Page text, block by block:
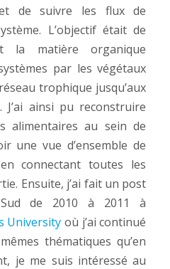
de suivre les flux de
L’objectif était de
la matière organique
par les végétaux
trophique jusqu’aux
J’ai ainsi pu reconstruire
alimentaires au sein de
une vue d’ensemble de
connectant toutes les
Ensuite, j’ai fait un post
de 2010 à 2011 à
University où j’ai continué
thématiques qu’en
je me suis intéressé au